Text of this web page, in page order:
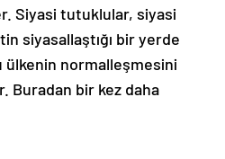
Siyasi tutuklular, siyasi
siyasallaştığı bir yerde
normalleşmesini
Buradan bir kez daha